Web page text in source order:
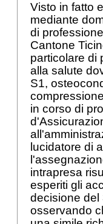
Visto in fatto
mediante
di
Cantone
particolare di
alla salute
S1,
in corso di
lucidatore di
intrapresa
esperiti gli
decisione del
osservando